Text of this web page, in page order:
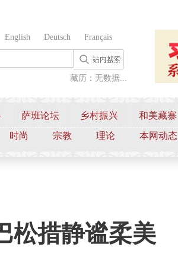
English Deutsch Français
藏历：无数据...
萨班论坛 乡村振兴
和美藏寨
时尚 宗教 理论 本网动态
松措静谧柔美